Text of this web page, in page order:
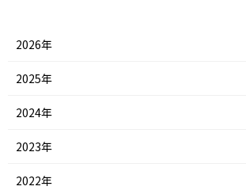
2026年
2025年
2024年
2023年
2022年